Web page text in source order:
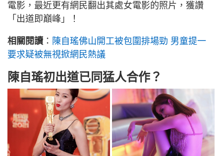
電影，最近更有網民翻出其處女電影的照片，獲讚
「出道即巔峰」！
相關閱讀 ： 陳自瑤佛山開工被包圍排場勁 男童提一
要求疑被無視掀網民熱議
陳自瑤初出道已同猛人合作？